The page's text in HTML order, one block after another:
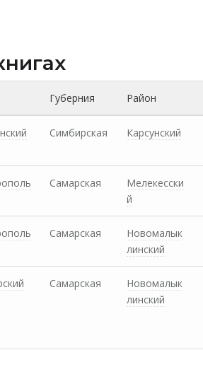
Губерния Район
Симбирская Карсунский
Самарская
Мелекесски
й
Самарская
Новомалык
линский
Самарская
Новомалык
линский